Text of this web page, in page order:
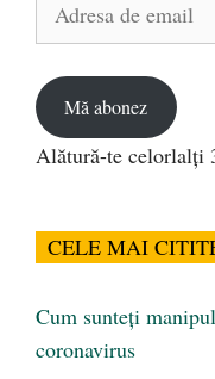
Mă abonez
Alătură-te celorlalți
CELE MAI
Cum sunteți
coronavirus